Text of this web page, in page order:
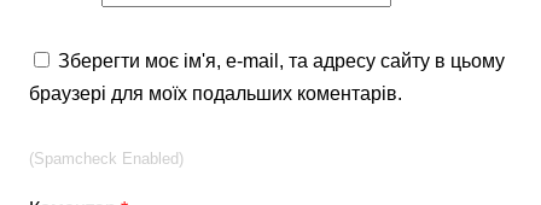
Зберегти моє ім'я, e-mail, та адресу сайту в цьому
браузері для моїх подальших коментарів.
(Spamcheck Enabled)